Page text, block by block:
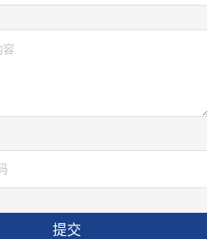
提交